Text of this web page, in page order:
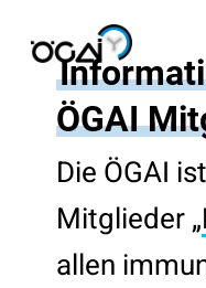
contentÖGAI
Die ÖGAI
Mitglieder „
allen